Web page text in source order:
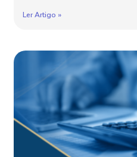
Ler Artigo »